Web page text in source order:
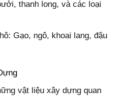
thanh long, và các loại
Gạo, ngô, khoai lang, đậu
vật liệu xây dựng quan